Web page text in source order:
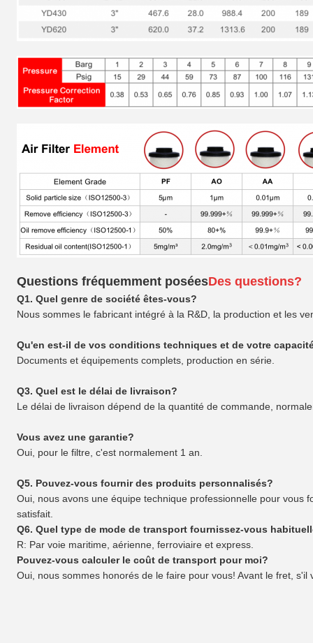
Questions fréquemment poséesDes questions?
Q1. Quel genre de société êtes-vous?
Nous sommes le fabricant intégré à la R&D, la production et les
Qu'en est-il de vos conditions techniques et de votre
Documents et équipements complets, production en série.
Q3. Quel est le délai de livraison?
Le délai de livraison dépend de la quantité de commande,
Vous avez une garantie?
Oui, pour le filtre, c'est normalement 1 an.
Q5. Pouvez-vous fournir des produits personnalisés?
Oui, nous avons une équipe technique professionnelle pour
satisfait.
Q6. Quel type de mode de transport fournissez-vous
R: Par voie maritime, aérienne, ferroviaire et express.
Pouvez-vous calculer le coût de transport pour moi?
Oui, nous sommes honorés de le faire pour vous! Avant le fret,